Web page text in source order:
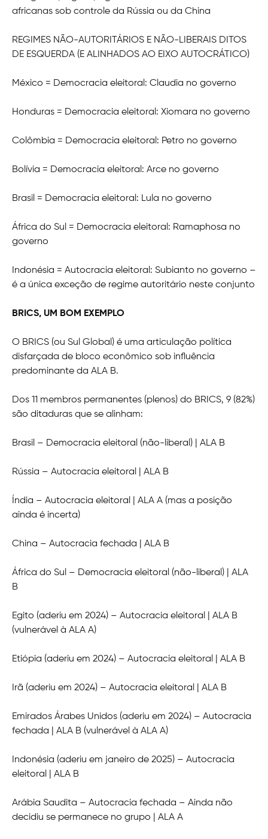
africanas sob controle da Rússia ou da China
REGIMES NÃO-AUTORITÁRIOS E NÃO-LIBERAIS DITOS
DE ESQUERDA (E ALINHADOS AO EIXO AUTOCRÁTICO)
México = Democracia eleitoral: Claudia no governo
Honduras = Democracia eleitoral: Xiomara no governo
Colômbia = Democracia eleitoral: Petro no governo
Bolívia = Democracia eleitoral: Arce no governo
Brasil = Democracia eleitoral: Lula no governo
África do Sul = Democracia eleitoral: Ramaphosa no
governo
Indonésia = Autocracia eleitoral: Subianto no governo –
é a única exceção de regime autoritário neste conjunto
BRICS, UM BOM EXEMPLO
O BRICS (ou Sul Global) é uma articulação política
disfarçada de bloco econômico sob influência
predominante da ALA B.
Dos 11 membros permanentes (plenos) do BRICS, 9 (82%)
são ditaduras que se alinham:
Brasil – Democracia eleitoral (não-liberal) | ALA B
Rússia – Autocracia eleitoral | ALA B
Índia – Autocracia eleitoral | ALA A (mas a posição
ainda é incerta)
China – Autocracia fechada | ALA B
África do Sul – Democracia eleitoral (não-liberal) | ALA
B
Egito (aderiu em 2024) – Autocracia eleitoral | ALA B
(vulnerável à ALA A)
Etiópia (aderiu em 2024) – Autocracia eleitoral | ALA B
Irã (aderiu em 2024) – Autocracia eleitoral | ALA B
Emirados Árabes Unidos (aderiu em 2024) – Autocracia
fechada | ALA B (vulnerável à ALA A)
Indonésia (aderiu em janeiro de 2025) – Autocracia
eleitoral | ALA B
Arábia Saudita – Autocracia fechada – Ainda não
decidiu se permanece no grupo | ALA A